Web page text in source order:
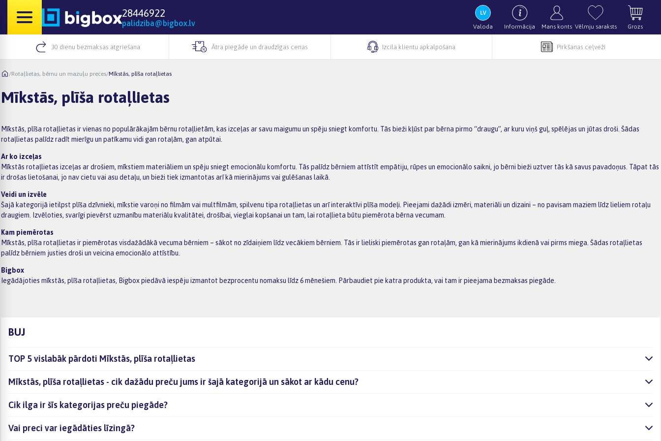
28446922
palidziba@bigbox.lv Valoda Informācija Mans konts Vēlmju saraksts Grozs
30 dienu bezmaksas atgriešana Ātra piegāde un draudzīgas cenas Izcila klientu apkalpošana Pirkšanas ceļveži
/Rotaļlietas, bērnu un mazuļu preces/Mīkstās, plīša rotaļlietas
Mīkstās, plīša rotaļlietas
Mīkstās, plīša rotaļlietas ir vienas no populārākajām bērnu rotaļlietām, kas izceļas ar savu maigumu un spēju sniegt komfortu. Tās bieži kļūst par bērna pirmo “draugu”, ar kuru viņš guļ, spēlējas un jūtas droši. Šādas
rotaļlietas palīdz radīt mierīgu un patīkamu vidi gan rotaļām, gan atpūtai.
Ar ko izceļas
Mīkstās rotaļlietas izceļas ar drošiem, mīkstiem materiāliem un spēju sniegt emocionālu komfortu. Tās palīdz bērniem attīstīt empātiju, rūpes un emocionālo saikni, jo bērni bieži uztver tās kā savus pavadoņus. Tāpat tās
ir drošas lietošanai, jo nav cietu vai asu detaļu, un bieži tiek izmantotas arī kā mierinājums vai gulēšanas laikā.
Veidi un izvēle
Šajā kategorijā ietilpst plīša dzīvnieki, mīkstie varoņi no filmām vai multfilmām, spilvenu tipa rotaļlietas un arī interaktīvi plīša modeļi. Pieejami dažādi izmēri, materiāli un dizaini – no pavisam maziem līdz lieliem rotaļu
draugiem. Izvēloties, svarīgi pievērst uzmanību materiālu kvalitātei, drošībai, vieglai kopšanai un tam, lai rotaļlieta būtu piemērota bērna vecumam.
Kam piemērotas
Mīkstās, plīša rotaļlietas ir piemērotas visdažādākā vecuma bērniem – sākot no zīdaiņiem līdz vecākiem bērniem. Tās ir lieliski piemērotas gan rotaļām, gan kā mierinājums ikdienā vai pirms miega. Šādas rotaļlietas
palīdz bērniem justies droši un veicina emocionālo attīstību.
Bigbox
Iegādājoties mīkstās, plīša rotaļlietas, Bigbox piedāvā iespēju izmantot bezprocentu nomaksu līdz 6 mēnešiem. Pārbaudiet pie katra produkta, vai tam ir pieejama bezmaksas piegāde.
BUJ
TOP 5 vislabāk pārdoti Mīkstās, plīša rotaļlietas
Mīkstās, plīša rotaļlietas - cik dažādu preču jums ir šajā kategorijā un sākot ar kādu cenu?
Cik ilga ir šīs kategorijas preču piegāde?
Vai preci var iegādāties līzingā?